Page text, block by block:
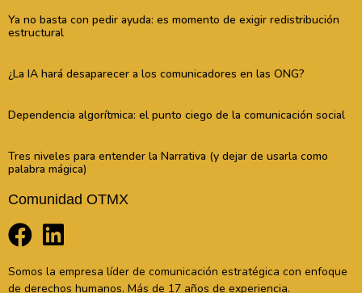
Ya no basta con pedir ayuda: es momento de exigir redistribución
estructural
¿La IA hará desaparecer a los comunicadores en las ONG?
Dependencia algorítmica: el punto ciego de la comunicación social
Tres niveles para entender la Narrativa (y dejar de usarla como
palabra mágica)
Comunidad OTMX
Somos la empresa líder de comunicación estratégica con enfoque
de derechos humanos. Más de 17 años de experiencia.